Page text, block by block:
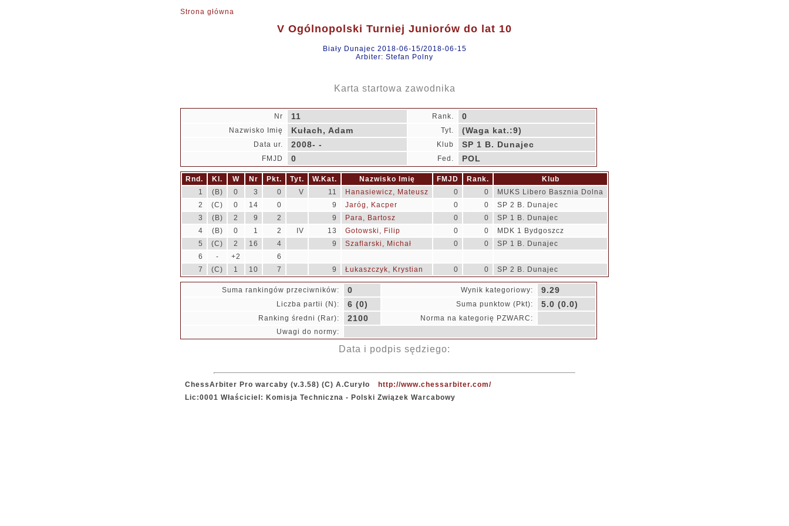
Strona główna
V Ogólnopolski Turniej Juniorów do lat 10
Biały Dunajec 2018-06-15/2018-06-15
Arbiter: Stefan Polny
Karta startowa zawodnika
Nr 11 Rank. 0
Nazwisko Imię Kułach, Adam Tyt. (Waga kat.:9)
Data ur. 2008- - Klub SP 1 B. Dunajec
FMJD 0 Fed. POL
Rnd. Kl. W Nr Pkt. Tyt. W.Kat. Nazwisko Imię FMJD Rank.
Klub
1
(B) 0 3 0 V 11 Hanasiewicz, Mateusz 0 0
MUKS Libero Basznia Dolna
2
(C) 0 14 0 9 Jaróg, Kacper 0 0
SP 2 B. Dunajec
3
(B) 2 9 2 9 Para, Bartosz 0 0
SP 1 B. Dunajec
4
(B) 0 1 2 IV 13 Gotowski, Filip 0 0
MDK 1 Bydgoszcz
5
(C) 2 16 4 9 Szaflarski, Michał 0 0
SP 1 B. Dunajec
6
- +2
6
7
(C) 1 10 7 9 Łukaszczyk, Krystian 0 0 SP 2 B. Dunajec
Suma rankingów przeciwników: 0 Wynik kategoriowy: 9.29
Liczba partii (N): 6 (0) Suma punktow (Pkt): 5.0 (0.0)
Ranking średni (Rar): 2100
Norma na kategorię PZWARC:
Uwagi do normy:
Data i podpis sędziego:
ChessArbiter Pro warcaby (v.3.58) (C) A.Curyło
http://www.chessarbiter.com/
Lic:0001 Właściciel: Komisja Techniczna - Polski Związek Warcabowy